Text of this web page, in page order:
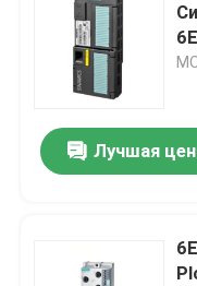
Лучшая